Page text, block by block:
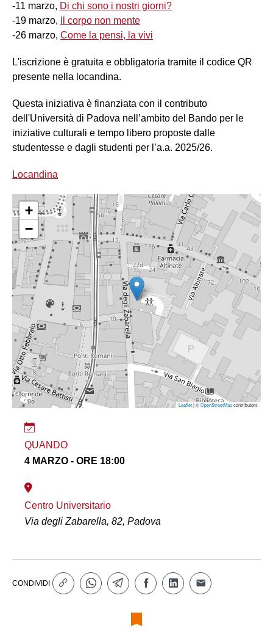
-11 marzo, Di chi sono i nostri giorni?
-19 marzo,
Il corpo non mente
-26 marzo, Come la pensi, la vivi
L'iscrizione è gratuita e obbligatoria tramite il codice QR
presente nella locandina.
Questa iniziativa è finanziata con il contributo
dell'Università di Padova nell’ambito del Bando per le
iniziative culturali e tempo libero proposte dalle
studentesse e dagli studenti per l’a.a. 2025/26.
Locandina
+
−
Leaflet| ©OpenStreetMapcontributors
QUANDO
4 MARZO - ORE 18:00
Centro Universitario
Via degli Zabarella, 82, Padova
CONDIVIDI